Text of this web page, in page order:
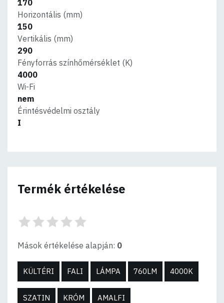
170
Horizontális (mm)
150
Vertikális (mm)
290
Fényforrás színhőmérséklet (K)
4000
Wi-Fi
nem
Érintésvédelmi osztály
I
Termék értékelése
Mások értékelése alapján: 0
KÜLTÉRI FALI LÁMPA 760LM 4000K
SZATIN KRÓM AMALFI